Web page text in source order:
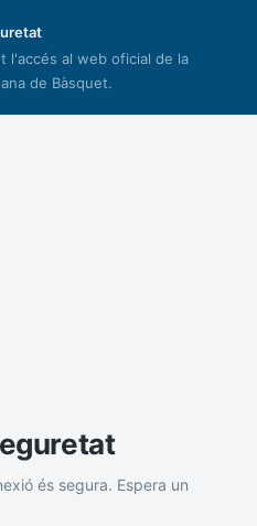
l'accés al web oficial de la
de Bàsquet.
és segura. Espera un